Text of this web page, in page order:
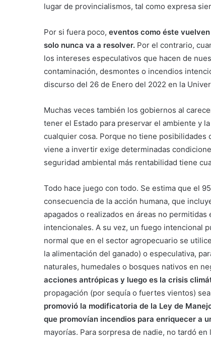
lugar de provincialismos, tal como expresa
Por si fuera poco, eventos como éste
solo nunca va a resolver. Por el contrario,
los intereses especulativos que hacen de
contaminación, desmontes o incendios
discurso del 26 de Enero del 2022 en la
Muchas veces también los gobiernos al
tener el Estado para preservar el ambiente y
cualquier cosa. Porque no tiene posibilidades
viene a invertir exige determinadas
seguridad ambiental más rentabilidad tiene
Todo hace juego con todo. Se estima que el
consecuencia de la acción humana, que
apagados o realizados en áreas no
intencionales. A su vez, un fuego intencional
normal que en el sector agropecuario se
la alimentación del ganado) o especulativa,
naturales, humedales o bosques nativos en
acciones antrópicas y luego es la crisis
propagación (por sequía o fuertes vientos)
promovió la modificatoria de la Ley de
que promovían incendios para enriquecer a
mayorías. Para sorpresa de nadie, no tardó